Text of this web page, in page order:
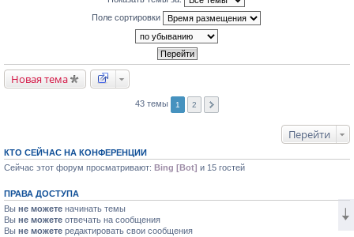
Поле сортировки
Новая тема
43 темы 1 2
Перейти
КТО СЕЙЧАС НА КОНФЕРЕНЦИИ
Сейчас этот форум просматривают: Bing [Bot] и 15 гостей
ПРАВА ДОСТУПА
Вы не можете начинать темы
Вы не можете отвечать на сообщения
Вы не можете редактировать свои сообщения